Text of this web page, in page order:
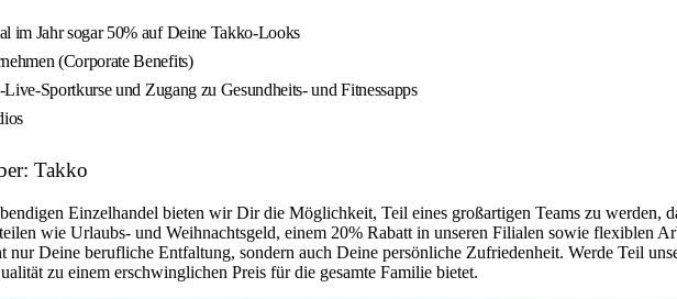
im Jahr sogar 50% auf Deine Takko-Looks
(Corporate Benefits)
Sportkurse und Zugang zu Gesundheits- und Fitnessapps
Takko
Einzelhandel bieten wir Dir die Möglichkeit, Teil eines großartigen Teams zu werden,
wie Urlaubs- und Weihnachtsgeld, einem 20% Rabatt in unseren Filialen sowie flexiblen
Deine berufliche Entfaltung, sondern auch Deine persönliche Zufriedenheit. Werde Teil
zu einem erschwinglichen Preis für die gesamte Familie bietet.